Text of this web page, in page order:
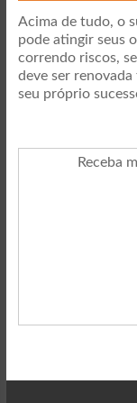
Acima de tudo, o
pode atingir seus
correndo riscos,
deve ser
seu próprio
Receba